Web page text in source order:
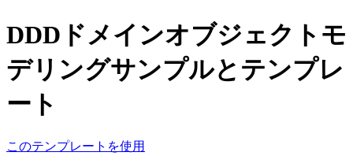
DDDドメインオブジェクトモ
デリングサンプルとテンプレ
ート
このテンプレートを使用